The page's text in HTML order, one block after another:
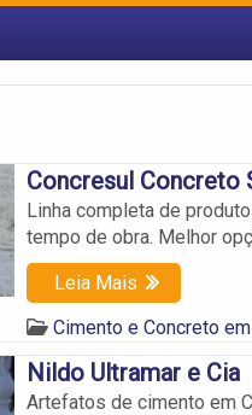
Concresul Concreto
Linha completa de
tempo de obra. Melhor
Leia Mais
Cimento e Concreto
Nildo Ultramar e Cia
Artefatos de cimento em